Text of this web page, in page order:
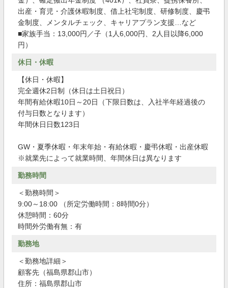
出産・育児・介護休暇制度、借上社宅制度、研修制度、慶弔
金制度、メンタルチェック、キャリアプラン支援…など
■家族手当：13,000円／子（1人6,000円、2人目以降6,000
円）
休日・休暇
【休日・休暇】
完全週休2日制（休日は土日祝日）
年間有給休暇10日～20日（下限日数は、入社半年経過後の
付与日数となります）
年間休日日数123日
GW・夏季休暇・年末年始・有給休暇・慶弔休暇・出産休暇
※就業先によって就業時間、年間休日は異なります
勤務時間
＜勤務時間＞
9:00～18:00 （所定労働時間：8時間0分）
休憩時間：60分
時間外労働有無：有
勤務地
＜勤務地詳細＞
顧客先（福島県郡山市）
住所：福島県郡山市